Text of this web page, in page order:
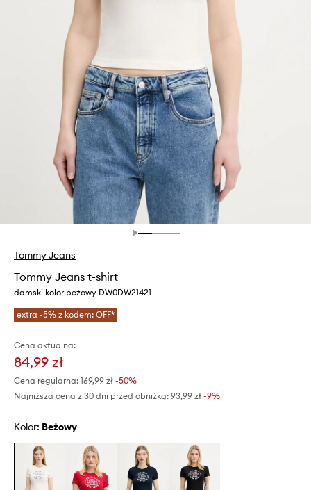
Tommy Jeans
Tommy Jeans t-shirt
damski kolor beżowy DW0DW21421
extra -5% z kodem: OFF*
Cena aktualna:
84,99 zł
Cena regularna: 169,99 zł -50%
Najniższa cena z 30 dni przed obniżką: 93,99 zł -9%
Kolor: beżowy